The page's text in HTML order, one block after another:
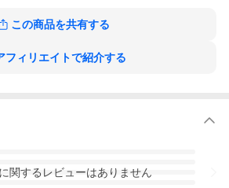
ー 開閉
この商品を共有する
フィリエイトで紹介する
に関するレビューはありません